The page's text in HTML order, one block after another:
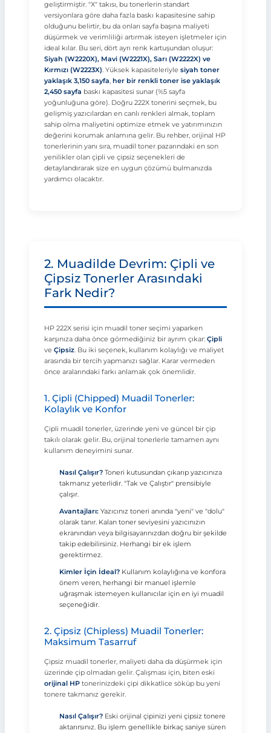
geliştirmiştir. "X" takısı, bu tonerlerin standart
versiyonlara göre daha fazla baskı kapasitesine sahip
olduğunu belirtir, bu da onları sayfa başına maliyeti
düşürmek ve verimliliği artırmak isteyen işletmeler için
ideal kılar. Bu seri, dört ayrı renk kartuşundan oluşur:
Siyah (W2220X), Mavi (W2221X), Sarı (W2222X) ve
Kırmızı (W2223X). Yüksek kapasiteleriyle siyah toner
yaklaşık 3,150 sayfa, her bir renkli toner ise yaklaşık
2,450 sayfa baskı kapasitesi sunar (%5 sayfa
yoğunluğuna göre). Doğru 222X tonerini seçmek, bu
gelişmiş yazıcılardan en canlı renkleri almak, toplam
sahip olma maliyetini optimize etmek ve yatırımınızın
değerini korumak anlamına gelir. Bu rehber, orijinal HP
tonerlerinin yanı sıra, muadil toner pazarındaki en son
yenilikler olan çipli ve çipsiz seçenekleri de
detaylandırarak size en uygun çözümü bulmanızda
yardımcı olacaktır.
2. Muadilde Devrim: Çipli ve
Çipsiz Tonerler Arasındaki
Fark Nedir?
HP 222X serisi için muadil toner seçimi yaparken
karşınıza daha önce görmediğiniz bir ayrım çıkar: Çipli
ve Çipsiz. Bu iki seçenek, kullanım kolaylığı ve maliyet
arasında bir tercih yapmanızı sağlar. Karar vermeden
önce aralarındaki farkı anlamak çok önemlidir.
1. Çipli (Chipped) Muadil Tonerler:
Kolaylık ve Konfor
Çipli muadil tonerler, üzerinde yeni ve güncel bir çip
takılı olarak gelir. Bu, orijinal tonerlerle tamamen aynı
kullanım deneyimini sunar.
Nasıl Çalışır? Toneri kutusundan çıkarıp yazıcınıza
takmanız yeterlidir. "Tak ve Çalıştır" prensibiyle
çalışır.
Avantajları: Yazıcınız toneri anında "yeni" ve "dolu"
olarak tanır. Kalan toner seviyesini yazıcınızın
ekranından veya bilgisayarınızdan doğru bir şekilde
takip edebilirsiniz. Herhangi bir ek işlem
gerektirmez.
Kimler İçin İdeal? Kullanım kolaylığına ve konfora
önem veren, herhangi bir manuel işlemle
uğraşmak istemeyen kullanıcılar için en iyi muadil
seçeneğidir.
2. Çipsiz (Chipless) Muadil Tonerler:
Maksimum Tasarruf
Çipsiz muadil tonerler, maliyeti daha da düşürmek için
üzerinde çip olmadan gelir. Çalışması için, biten eski
orijinal HP tonerinizdeki çipi dikkatlice söküp bu yeni
tonere takmanız gerekir.
Nasıl Çalışır? Eski orijinal çipinizi yeni çipsiz tonere
aktarırsınız. Bu işlem genellikle birkaç saniye süren